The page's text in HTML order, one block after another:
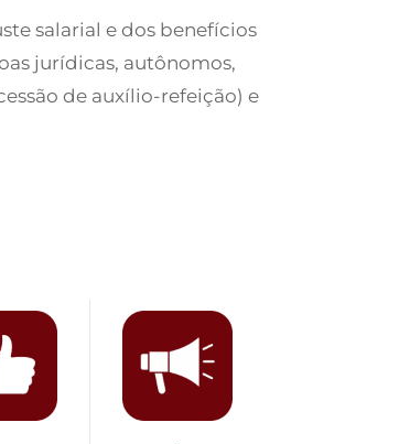
salarial e dos benefícios
jurídicas, autônomos,
de auxílio-refeição) e